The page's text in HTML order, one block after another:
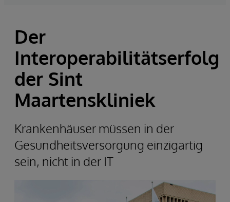
Der
Interoperabilitätserfolg
der Sint
Maartenskliniek
Krankenhäuser müssen in der
Gesundheitsversorgung einzigartig
sein, nicht in der IT